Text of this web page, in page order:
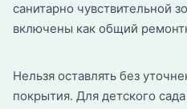
санитарно чувствительной
включены как общий
Нельзя оставлять без
покрытия. Для детского